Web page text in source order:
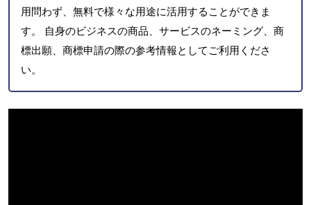
用問わず、無料で様々な用途に活用することができま
す。 自身のビジネスの商品、サービスのネーミング、商
標出願、商標申請の際の参考情報としてご利用くださ
い。